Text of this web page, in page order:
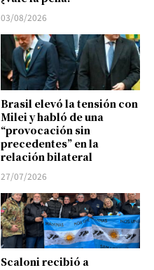
03/08/2026
Brasil elevó la tensión con
Milei y habló de una
“provocación sin
precedentes” en la
relación bilateral
27/07/2026
Scaloni recibió a